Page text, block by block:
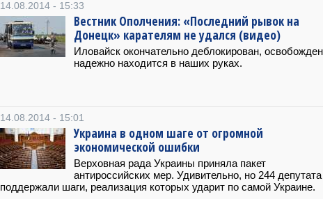
14.08.2014 - 15:33
Вестник Ополчения: «Последний рывок на
Донецк» карателям не удался (видео)
Иловайск окончательно деблокирован,
надежно находится в наших руках.
14.08.2014 - 15:01
Украина в одном шаге от огромной
экономической ошибки
Верховная рада Украины приняла пакет
антироссийских мер. Удивительно, но 244 депутата
поддержали шаги, реализация которых ударит по самой Украине.